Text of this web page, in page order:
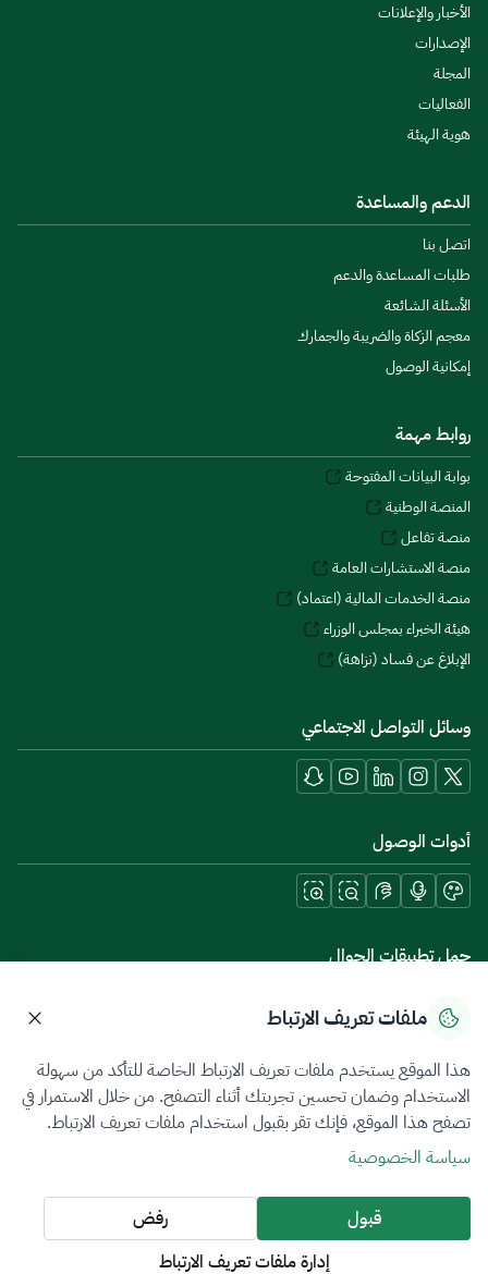
الأخبار والإعلانات
الإصدارات
المجلة
الفعاليات
هوية الهيئة
الدعم والمساعدة
اتصل بنا
طلبات المساعدة والدعم
الأسئلة الشائعة
معجم الزكاة والضريبة والجمارك
إمكانية الوصول
روابط مهمة
بوابة البيانات المفتوحة
المنصة الوطنية
منصة تفاعل
منصة الاستشارات العامة
منصة الخدمات المالية (اعتماد)
هيئة الخبراء بمجلس الوزراء
الإبلاغ عن فساد (نزاهة)
وسائل التواصل الاجتماعي
أدوات الوصول
حمل تطبيقات الجوال
سياسة الخصوصيةشروط الاستخدامخريطة الموقع
جميع الحقوق محفوظة 2026 © ZATCA.GOV.SA
تم تطويره وصيانته بواسطة هيئة الزكاة والضريبة والجمارك
آخر تحديث للموقع في
ملفات تعريف الارتباط
هذا الموقع يستخدم ملفات تعريف الارتباط الخاصة للتأكد من سهولة
الاستخدام وضمان تحسين تجربتك أثناء التصفح. من خلال الاستمرار في
تصفح هذا الموقع، فإنك تقر بقبول استخدام ملفات تعريف الارتباط.
سياسة الخصوصية
قبول
رفض
إدارة ملفات تعريف الارتباط